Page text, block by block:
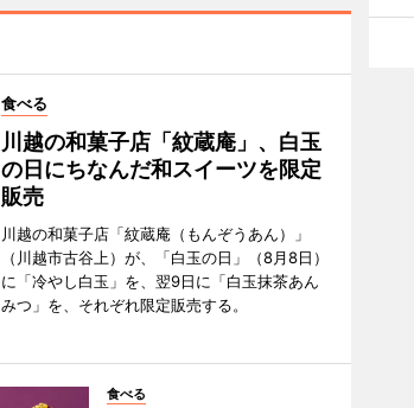
食べる
川越の和菓子店「紋蔵庵」、白玉
の日にちなんだ和スイーツを限定
販売
川越の和菓子店「紋蔵庵（もんぞうあん）」
（川越市古谷上）が、「白玉の日」（8月8日）
に「冷やし白玉」を、翌9日に「白玉抹茶あん
みつ」を、それぞれ限定販売する。
食べる